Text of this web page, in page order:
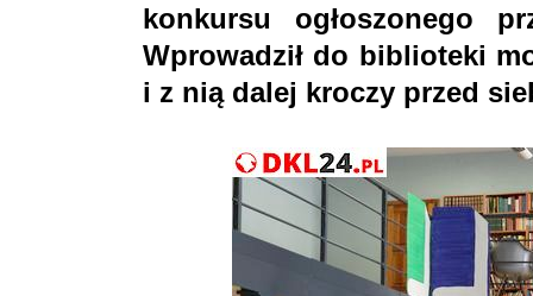
konkursu ogłoszonego
Wprowadził do biblioteki
i z nią dalej kroczy przed